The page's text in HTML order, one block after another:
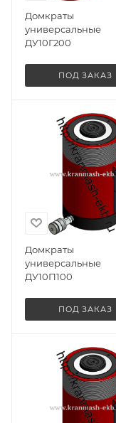
Домкраты
универсальные
ДУ10Г200
ПОД ЗАКАЗ
Домкраты
универсальные
ДУ10П100
ПОД ЗАКАЗ